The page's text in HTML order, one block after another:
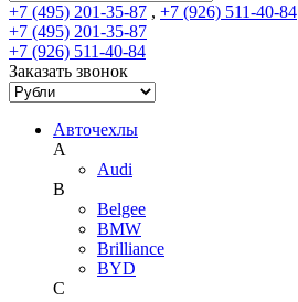
+7 (495) 201-35-87 , +7 (926) 511-40-84
+7 (495) 201-35-87
+7 (926) 511-40-84
Заказать звонок
Авточехлы
A
Audi
B
Belgee
BMW
Brilliance
BYD
C